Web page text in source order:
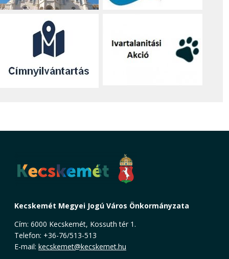
Kecskemét Megyei Jogú Város Önkormányzata
Cím: 6000 Kecskemét, Kossuth tér 1.
Telefon: +36-76/513-513
E-mail: kecskemet@kecskemet.hu